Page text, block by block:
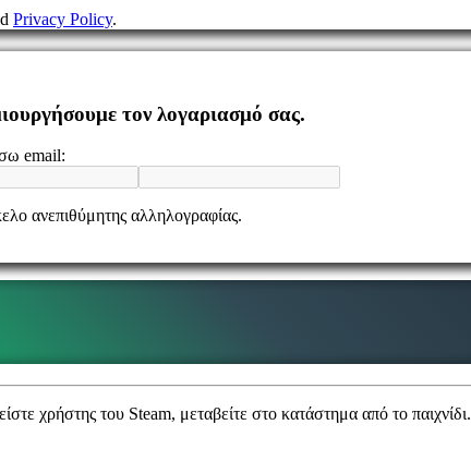
Privacy Policy.
τον λογαριασμό σας.
email:
ανεπιθύμητης αλληλογραφίας.
του Steam, μεταβείτε στο κατάστημα από το παιχνίδι.